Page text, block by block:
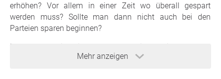
Mehr anzeigen
erhöhen? Vor allem in einer Zeit wo überall gespart
werden muss? Sollte man dann nicht auch bei den
Parteien sparen beginnen?
Ebenso stellt sich die Frage.: "Wenn die Parteienförderung
verdoppelt wird, wo bleibt die Verdoppelung der